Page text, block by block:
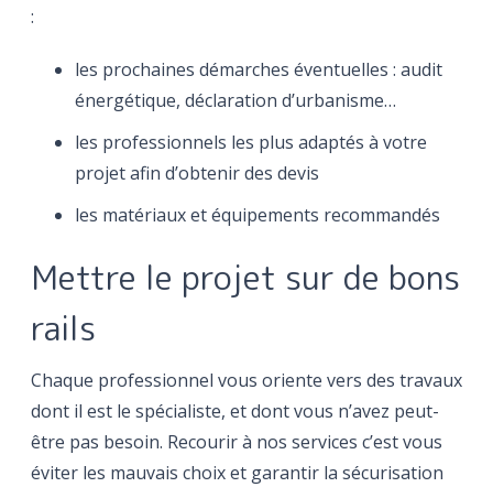
:
les prochaines démarches éventuelles : audit
énergétique, déclaration d’urbanisme…
les professionnels les plus adaptés à votre
projet afin d’obtenir des devis
les matériaux et équipements recommandés
Mettre le projet sur de bons
rails
Chaque professionnel vous oriente vers des travaux
dont il est le spécialiste, et dont vous n’avez peut-
être pas besoin. Recourir à nos services c’est vous
éviter les mauvais choix et garantir la sécurisation